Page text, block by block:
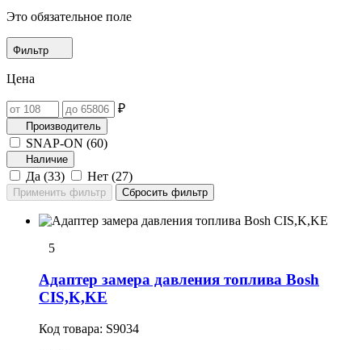
Это обязательное поле
Фильтр
Цена
₽
Производитель
SNAP-ON (60)
Наличие
Да (33) Нет (27)
5
Адаптер замера давления топлива Bosh
CIS,K,KE
Код товара: S9034